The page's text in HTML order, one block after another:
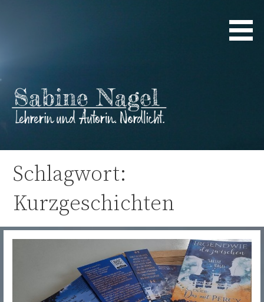
Sabine Nagel
Schlagwort:
Kurzgeschichten